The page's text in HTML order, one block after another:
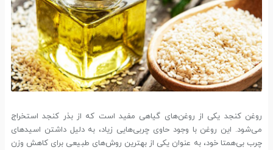
روغن کنجد یکی از روغن‌های گیاهی مفید است که از بذر کنجد استخراج
می‌شود. این روغن با وجود حاوی چربی‌هایی زیاد، به دلیل داشتن اسیدهای
چرب بی‌همتا خود، به عنوان یکی از بهترین روش‌های طبیعی برای کاهش وزن